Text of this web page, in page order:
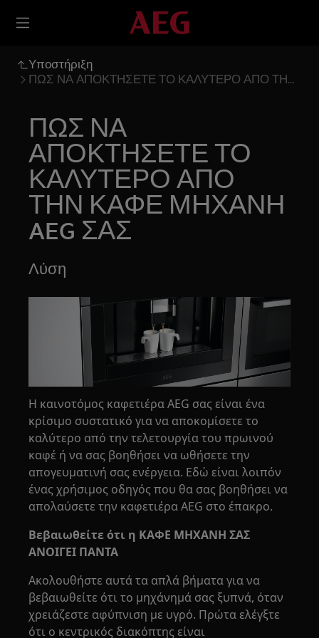
Υποστήριξη
ΠΩΣ ΝΑ ΑΠΟΚΤΗΣΕΤΕ ΤΟ ΚΑΛΥΤΕΡΟ ΑΠΟ ΤΗΝ
ΠΩΣ ΝΑ
ΑΠΟΚΤΗΣΕΤΕ ΤΟ
ΚΑΛΥΤΕΡΟ ΑΠΟ
ΤΗΝ ΚΑΦΕ ΜΗΧΑΝΗ
AEG ΣΑΣ
Λύση
Η καινοτόμος καφετιέρα AEG σας είναι ένα
κρίσιμο συστατικό για να αποκομίσετε το
καλύτερο από την τελετουργία του πρωινού
καφέ ή να σας βοηθήσει να ωθήσετε την
απογευματινή σας ενέργεια. Εδώ είναι λοιπόν
ένας χρήσιμος οδηγός που θα σας βοηθήσει να
απολαύσετε την καφετιέρα AEG στο έπακρο.
Βεβαιωθείτε ότι η ΚΑΦΕ ΜΗΧΑΝΗ ΣΑΣ
ΑΝΟΙΓΕΙ ΠΑΝΤΑ
Ακολουθήστε αυτά τα απλά βήματα για να
βεβαιωθείτε ότι το μηχάνημά σας ξυπνά, όταν
χρειάζεστε αφύπνιση με υγρό. Πρώτα ελέγξτε
ότι ο κεντρικός διακόπτης είναι